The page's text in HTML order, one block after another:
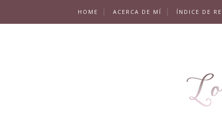
HOME ACERCA DE MÍ ÍNDICE DE